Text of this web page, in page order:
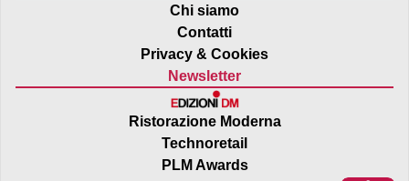
Chi siamo
Contatti
Privacy & Cookies
Newsletter
Ristorazione Moderna
Technoretail
PLM Awards